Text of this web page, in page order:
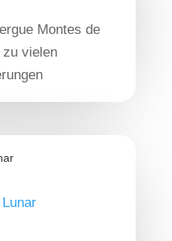
Montes de
zu vielen